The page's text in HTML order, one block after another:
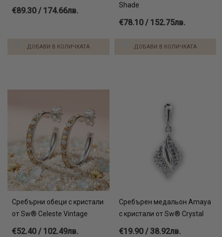
€89.30 / 174.66лв.
ДОБАВИ В КОЛИЧКАТА
Shade
€78.10 / 152.75лв.
ДОБАВИ В КОЛИЧКАТА
Сребърни обеци с кристали
от Sw® Celeste Vintage
€52.40 / 102.49лв.
Сребърен медальон Amaya
с кристали от Sw® Crystal
€19.90 / 38.92лв.